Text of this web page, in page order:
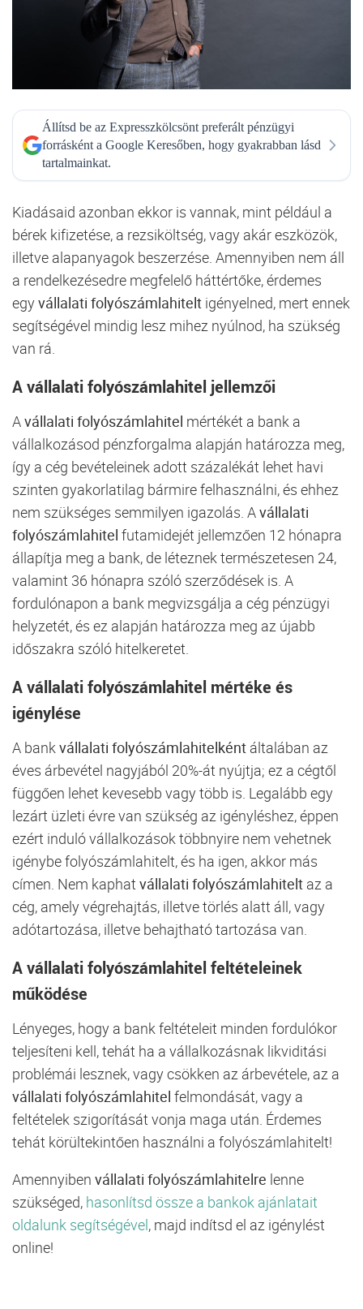
Állítsd be az Expresszkölcsönt preferált pénzügyi
forrásként a Google Keresőben, hogy gyakrabban lásd
tartalmainkat.
Kiadásaid azonban ekkor is vannak, mint például a
bérek kifizetése, a rezsiköltség, vagy akár eszközök,
illetve alapanyagok beszerzése. Amennyiben nem áll
a rendelkezésedre megfelelő háttértőke, érdemes
egyvállalati folyószámlahitelt igényelned, mert ennek
segítségével mindig lesz mihez nyúlnod, ha szükség
van rá.
A vállalati folyószámlahitel jellemzői
Avállalati folyószámlahitel mértékét a bank a
vállalkozásod pénzforgalma alapján határozza meg,
így a cég bevételeinek adott százalékát lehet havi
szinten gyakorlatilag bármire felhasználni, és ehhez
nem szükséges semmilyen igazolás. Avállalati
folyószámlahitel futamidejét jellemzően 12 hónapra
állapítja meg a bank, de léteznek természetesen 24,
valamint 36 hónapra szóló szerződések is. A
fordulónapon a bank megvizsgálja a cég pénzügyi
helyzetét, és ez alapján határozza meg az újabb
időszakra szóló hitelkeretet.
A vállalati folyószámlahitel mértéke és
igénylése
A bank vállalati folyószámlahitelként általában az
éves árbevétel nagyjából 20%-át nyújtja; ez a cégtől
függően lehet kevesebb vagy több is. Legalább egy
lezárt üzleti évre van szükség az igényléshez, éppen
ezért induló vállalkozások többnyire nem vehetnek
igénybe folyószámlahitelt, és ha igen, akkor más
címen. Nem kaphat vállalati folyószámlahitelt az a
cég, amely végrehajtás, illetve törlés alatt áll, vagy
adótartozása, illetve behajtható tartozása van.
A vállalati folyószámlahitel feltételeinek
működése
Lényeges, hogy a bank feltételeit minden fordulókor
teljesíteni kell, tehát ha a vállalkozásnak likviditási
problémái lesznek, vagy csökken az árbevétele, az a
vállalati folyószámlahitel felmondását, vagy a
feltételek szigorítását vonja maga után. Érdemes
tehát körültekintően használni a folyószámlahitelt!
Amennyiben vállalati folyószámlahitelre lenne
szükséged, hasonlítsd össze a bankok ajánlatait
oldalunk segítségével, majd indítsd el az igénylést
online!